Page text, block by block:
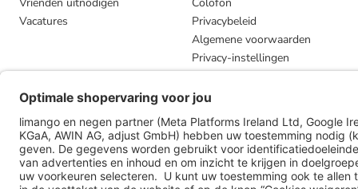
Vacatures
Privacybeleid
Algemene voorwaarden
Privacy-instellingen
Compliance